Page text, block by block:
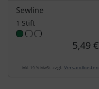
Sewline
1 Stift
5,49 €
inkl. 19 % MwSt. zzgl. Versandkosten